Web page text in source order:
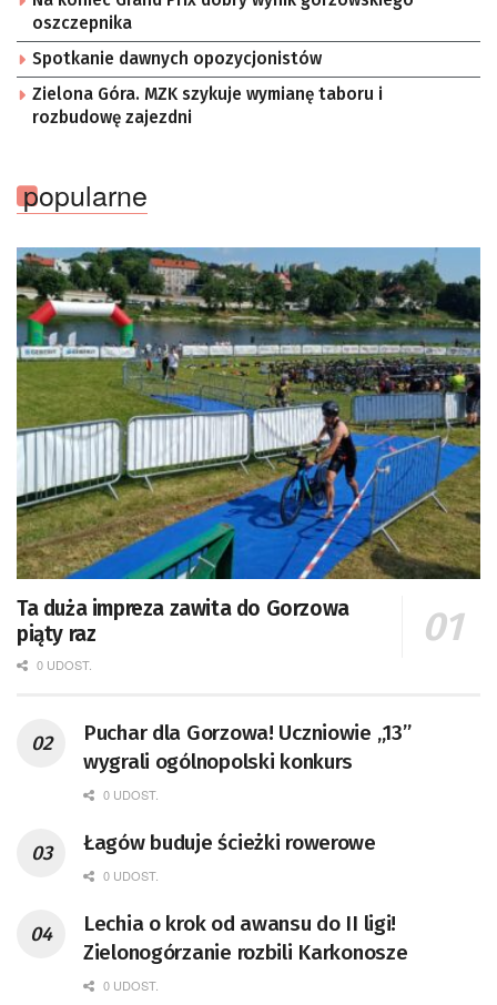
oszczepnika
Spotkanie dawnych opozycjonistów
Zielona Góra. MZK szykuje wymianę taboru i
rozbudowę zajezdni
popularne
Ta duża impreza zawita do Gorzowa
piąty raz
0 UDOST.
Puchar dla Gorzowa! Uczniowie „13”
wygrali ogólnopolski konkurs
0 UDOST.
Łagów buduje ścieżki rowerowe
0 UDOST.
Lechia o krok od awansu do II ligi!
Zielonogórzanie rozbili Karkonosze
0 UDOST.